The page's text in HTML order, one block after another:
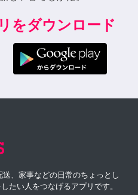
をダウンロード
、家事などの日常のちょっとし
たい人をつなげるアプリです。